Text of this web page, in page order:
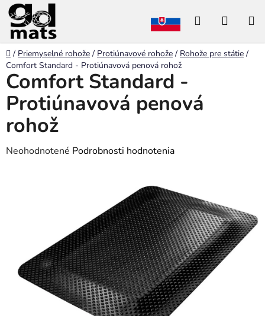
Prejsť
na
obsah
Hľadať
Domov
/ Priemyselné rohože / Protiúnavové rohože / Rohože pre státie /
Comfort Standard - Protiúnavová penová rohož
Comfort Standard -
Protiúnavová penová
rohož
Priemerné
hviezdičiek.
Neohodnotené Podrobnosti hodnotenia